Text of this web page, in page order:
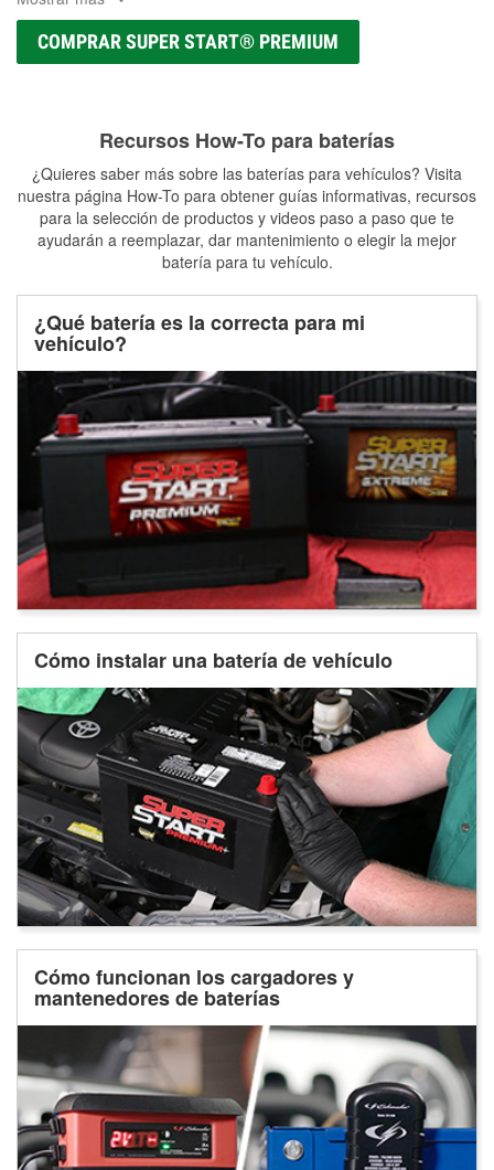
COMPRAR SUPER START® PREMIUM
Recursos How-To para baterías
¿Quieres saber más sobre las baterías para vehículos? Visita
nuestra página How-To para obtener guías informativas, recursos
para la selección de productos y videos paso a paso que te
ayudarán a reemplazar, dar mantenimiento o elegir la mejor
batería para tu vehículo.
¿Qué batería es la correcta para mi
vehículo?
Cómo instalar una batería de vehículo
Cómo funcionan los cargadores y
mantenedores de baterías